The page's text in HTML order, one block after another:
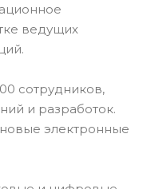
ведущих
сотрудников,
и разработок.
электронные